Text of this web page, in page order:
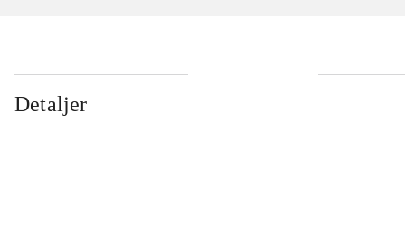
Detaljer